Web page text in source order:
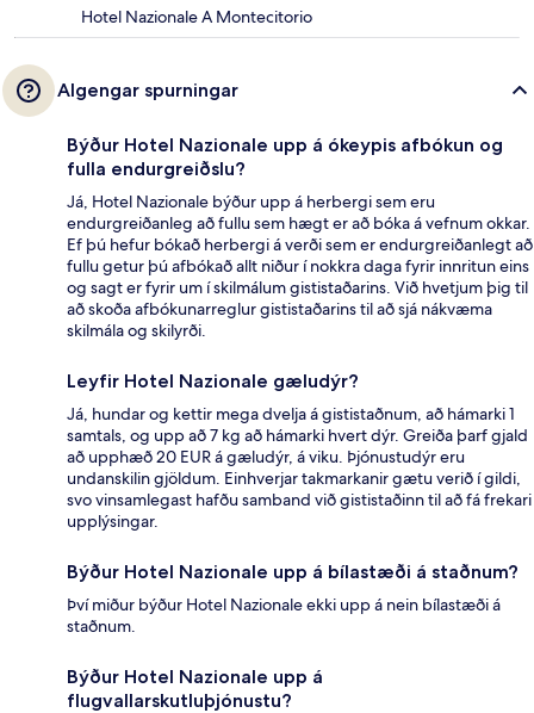
Hotel Nazionale A Montecitorio
Algengar spurningar
Býður Hotel Nazionale upp á ókeypis afbókun og
fulla endurgreiðslu?
Já, Hotel Nazionale býður upp á herbergi sem eru
endurgreiðanleg að fullu sem hægt er að bóka á vefnum okkar.
Ef þú hefur bókað herbergi á verði sem er endurgreiðanlegt að
fullu getur þú afbókað allt niður í nokkra daga fyrir innritun eins
og sagt er fyrir um í skilmálum gististaðarins. Við hvetjum þig til
að skoða afbókunarreglur gististaðarins til að sjá nákvæma
skilmála og skilyrði.
Leyfir Hotel Nazionale gæludýr?
Já, hundar og kettir mega dvelja á gististaðnum, að hámarki 1
samtals, og upp að 7 kg að hámarki hvert dýr. Greiða þarf gjald
að upphæð 20 EUR á gæludýr, á viku. Þjónustudýr eru
undanskilin gjöldum. Einhverjar takmarkanir gætu verið í gildi,
svo vinsamlegast hafðu samband við gististaðinn til að fá frekari
upplýsingar.
Býður Hotel Nazionale upp á bílastæði á staðnum?
Því miður býður Hotel Nazionale ekki upp á nein bílastæði á
staðnum.
Býður Hotel Nazionale upp á
flugvallarskutluþjónustu?